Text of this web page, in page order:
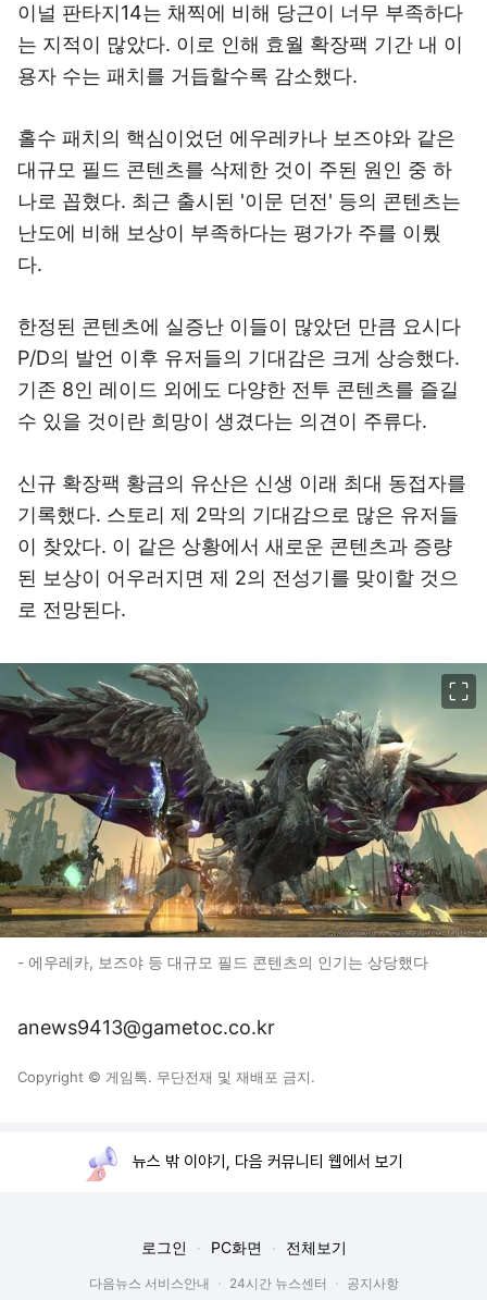
이널 판타지14는 채찍에 비해 당근이 너무 부족하다
는 지적이 많았다. 이로 인해 효월 확장팩 기간 내 이
용자 수는 패치를 거듭할수록 감소했다.
홀수 패치의 핵심이었던 에우레카나 보즈야와 같은
대규모 필드 콘텐츠를 삭제한 것이 주된 원인 중 하
나로 꼽혔다. 최근 출시된 '이문 던전' 등의 콘텐츠는
난도에 비해 보상이 부족하다는 평가가 주를 이뤘
다.
한정된 콘텐츠에 실증난 이들이 많았던 만큼 요시다
P/D의 발언 이후 유저들의 기대감은 크게 상승했다.
기존 8인 레이드 외에도 다양한 전투 콘텐츠를 즐길
수 있을 것이란 희망이 생겼다는 의견이 주류다.
신규 확장팩 황금의 유산은 신생 이래 최대 동접자를
기록했다. 스토리 제 2막의 기대감으로 많은 유저들
이 찾았다. 이 같은 상황에서 새로운 콘텐츠과 증량
된 보상이 어우러지면 제 2의 전성기를 맞이할 것으
로 전망된다.
- 에우레카, 보즈야 등 대규모 필드 콘텐츠의 인기는 상당했다
anews9413@gametoc.co.kr
Copyright © 게임톡. 무단전재 및 재배포 금지.
뉴스 밖 이야기, 다음 커뮤니티 웹에서 보기
로그인 PC화면 전체보기
다음뉴스 서비스안내 24시간 뉴스센터
공지사항